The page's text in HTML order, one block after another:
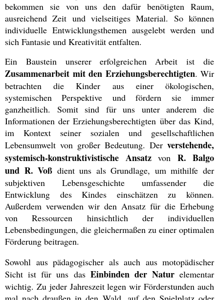
bekommen sie von uns den dafür benötigten Raum,
ausreichend Zeit und vielseitiges Material. So können
individuelle Entwicklungsthemen ausgelebt werden und
sich Fantasie und Kreativität entfalten.
Ein Baustein unserer erfolgreichen Arbeit ist die
Zusammenarbeit mit den Erziehungsberechtigten. Wir
betrachten die Kinder aus einer ökologischen,
systemischen Perspektive und fördern sie immer
ganzheitlich. Somit sind für uns unter anderem die
Informationen der Erziehungsberechtigten über das Kind,
im Kontext seiner sozialen und gesellschaftlichen
Lebensumwelt von großer Bedeutung. Der verstehende,
systemisch-konstruktivistische Ansatz von R. Balgo
und R. Voß dient uns als Grundlage, um mithilfe der
subjektiven Lebensgeschichte umfassender die
Entwicklung des Kindes einschätzen zu können.
Außerdem verwenden wir den Ansatz für die Erhebung
von Ressourcen hinsichtlich der individuellen
Lebensbedingungen, die gleichermaßen zu einer optimalen
Förderung beitragen.
Sowohl aus pädagogischer als auch aus motopädischer
Sicht ist für uns das Einbinden der Naturelementar
wichtig. Zu jeder Jahreszeit legen wir Förderstunden auch